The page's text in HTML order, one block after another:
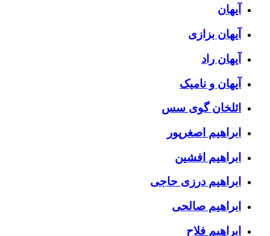
آیهان
آیهان بزازی
آیهان راد
آیهان و نامیک
ائلخان گوی سس
ابراهیم اصغرپور
ابراهیم افشین
ابراهیم درزی حاجی
ابراهیم صالحی
ابراهیم فلاح